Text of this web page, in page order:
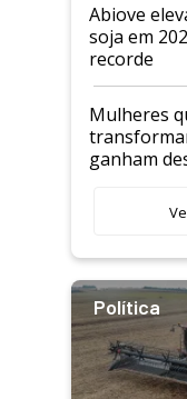
Abiove
soja em
recorde
Mulheres
ganham
Política